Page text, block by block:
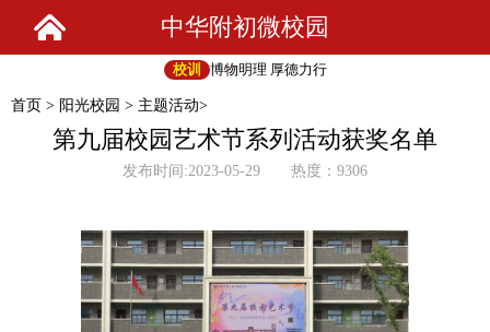
中华附初微校园
校训 博物明理 厚德力行
首页 > 阳光校园 > 主题活动>
第九届校园艺术节系列活动获奖名单
发布时间:2023-05-29 热度：9306